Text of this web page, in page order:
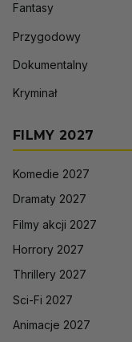
Fantasy
Przygodowy
Dokumentalny
Kryminał
FILMY 2027
Komedie 2027
Dramaty 2027
Filmy akcji 2027
Horrory 2027
Thrillery 2027
Sci-Fi 2027
Animacje 2027